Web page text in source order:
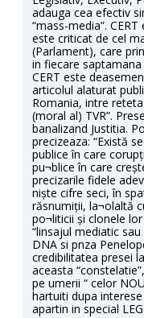
adauga cea efectiv
“mass-media”.
este criticat de cel
(Parlament), care
in fiecare
CERT este
articolul alaturat
Romania, intre
(moral al) TVR”.
banalizand Justitia.
precizeaza: “Există
publice în care
pu¬blice în care
precizarile fidele
niște cifre seci, în
răsnumiții, la¬olaltă
po¬liticii și clonele
“linsajul mediatic sau
DNA si pnza
credibilitatea presei
aceasta
pe umerii “ celor
hartuiti dupa
apartin in special